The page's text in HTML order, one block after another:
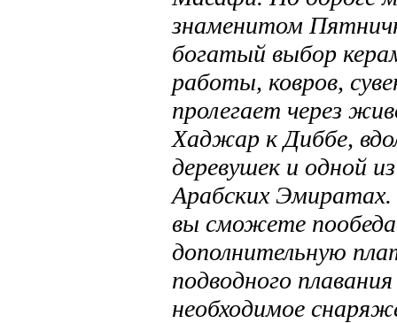
знаменитом
богатый выбор
работы, ковров,
пролегает через
Хаджар к Диббе,
деревушек и одной
Арабских
вы сможете
дополнительную
подводного
необходимое